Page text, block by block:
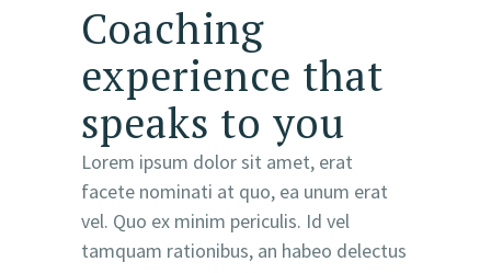
Coaching
experience that
speaks to you
Lorem ipsum dolor sit amet, erat
facete nominati at quo, ea unum erat
vel. Quo ex minim periculis. Id vel
tamquam rationibus, an habeo delectus